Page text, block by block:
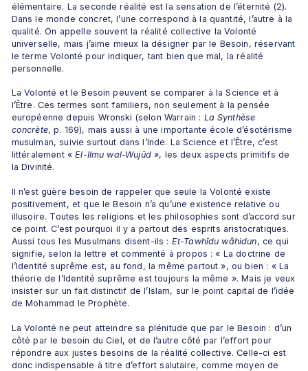
élémentaire. La seconde réalité est la sensation de l’éternité (2).
Dans le monde concret, l’une correspond à la quantité, l’autre à la
qualité. On appelle souvent la réalité collective la Volonté
universelle, mais j’aime mieux la désigner par le Besoin, réservant
le terme Volonté pour indiquer, tant bien que mal, la réalité
personnelle.
La Volonté et le Besoin peuvent se comparer à la Science et à
l’Être. Ces termes sont familiers, non seulement à la pensée
européenne depuis Wronski (selon Warrain : La Synthèse
concrète, p. 169), mais aussi à une importante école d’ésotérisme
musulman, suivie surtout dans l’Inde. La Science et l’Être, c’est
littéralement « El-Ilmu wal-Wujûd », les deux aspects primitifs de
la Divinité.
Il n’est guère besoin de rappeler que seule la Volonté existe
positivement, et que le Besoin n’a qu’une existence relative ou
illusoire. Toutes les religions et les philosophies sont d’accord sur
ce point. C’est pourquoi il y a partout des esprits aristocratiques.
Aussi tous les Musulmans disent-ils : Et-Tawhîdu wâhidun, ce qui
signifie, selon la lettre et commenté à propos : « La doctrine de
l’Identité suprême est, au fond, la même partout », ou bien : « La
théorie de l’Identité suprême est toujours la même ». Mais je veux
insister sur un fait distinctif de l’Islam, sur le point capital de l’idée
de Mohammad le Prophète.
La Volonté ne peut atteindre sa plénitude que par le Besoin : d’un
côté par le besoin du Ciel, et de l’autre côté par l’effort pour
répondre aux justes besoins de la réalité collective. Celle-ci est
donc indispensable à titre d’effort salutaire, comme moyen de